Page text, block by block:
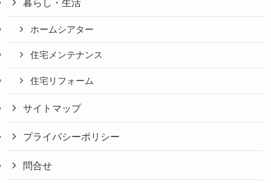
暮らし・生活
ホームシアター
住宅メンテナンス
住宅リフォーム
サイトマップ
プライバシーポリシー
問合せ